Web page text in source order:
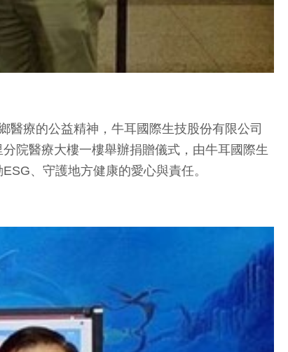
療的公益精神，牛耳國際生技股份有限公司
院醫療大樓一樓舉辦捐贈儀式，由牛耳國際生
、守護地方健康的愛心與責任。